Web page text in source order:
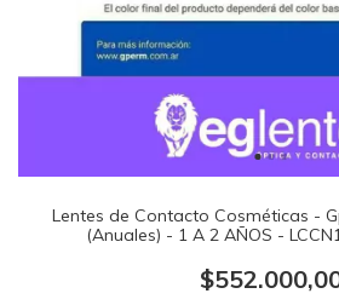
Lentes de Contacto Cosméticas -
(Anuales) - 1 A 2 AÑOS -